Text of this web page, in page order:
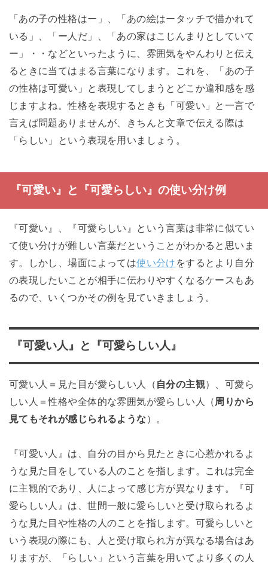
「あの子の性格はー」、「あの絵はータッチで描かれて
いる」、「ー人だ」、「あの家はこじんまりとしていて
ー」・・などといったように、雰囲気をやんわりと伝え
るときに当てはまる言葉になります。これを、「あの子
の性格は可愛い」と表現してしまうとどこか違和感を感
じますよね。性格を表現するときも「可愛い」と一言で
言えば問題ありませんが、きちんと文章で伝える際は
「らしい」という表現を用いましょう。
『可愛い』と『可愛らしい』の使い分け例
『可愛い』、『可愛らしい』という言葉は非常に似てい
て使い分けが難しい言葉だということがわかると思いま
す。しかし、場面によっては使い分け をするとより自分
の表現したいことが相手に伝わりやすくなるケースもあ
るので、いくつかその例を見ていきましょう。
『可愛い人』と『可愛らしい人』
可愛い人＝見た目が愛らしい人（ 自分の主観）、可愛ら
しい人＝性格や全体的な雰囲気が愛らしい人（ 周りから
見てもそれが感じられるような）。
『可愛い人』は、自分の目から見たときに心惹かれるよ
うな見た目をしている人のことを指します。これは完全
に主観的であり、人によって感じ方が異なります。『可
愛らしい人』は、世間一般に愛らしいと受け取られるよ
うな見た目や性格の人のことを指します。可愛らしいと
いう表現の際にも、人と受け取られ方が異なる場合はあ
りますが、「らしい」という言葉を用いてより多くの人